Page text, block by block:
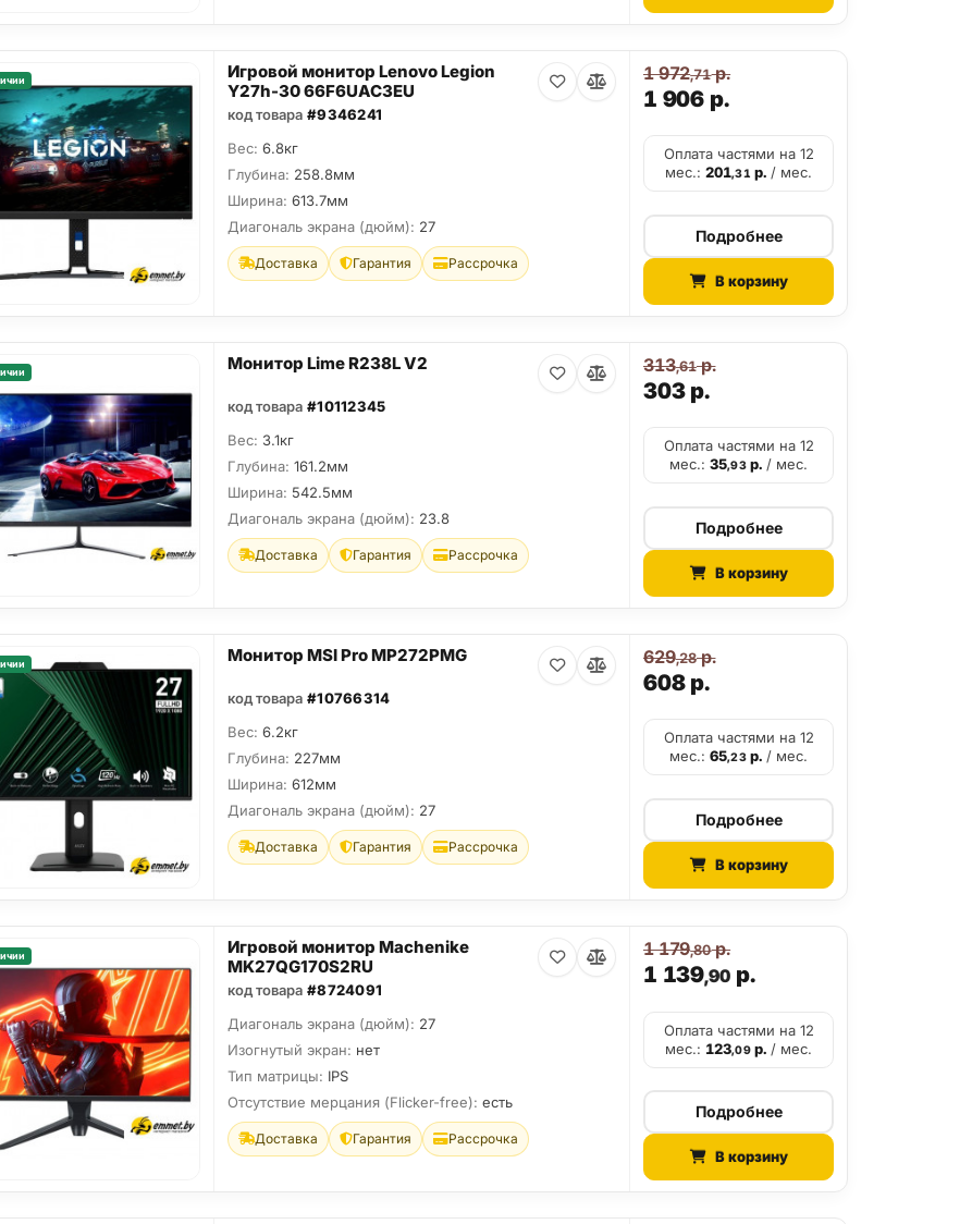
Игровой монитор Lenovo Legion
Y27h-30 66F6UAC3EU
код товара #9346241
Вес: 6.8кг
Глубина: 258.8мм
Ширина: 613.7мм
Диагональ экрана (дюйм): 27
Доставка Гарантия Рассрочка
1 906 р.
1 972,71р.
Оплата частями на 12
мес.:201,31 р./ мес.
Подробнее
В корзину
Монитор Lime R238L V2
код товара #10112345
Вес: 3.1кг
Глубина: 161.2мм
Ширина: 542.5мм
Диагональ экрана (дюйм): 23.8
Доставка Гарантия Рассрочка
303р.
313,61р.
Оплата частями на 12
мес.:35,93р./ мес.
Подробнее
В корзину
Монитор MSI Pro MP272PMG
код товара #10766314
Вес: 6.2кг
Глубина: 227мм
Ширина: 612мм
Диагональ экрана (дюйм): 27
Доставка Гарантия Рассрочка
608р.
629,28р.
Оплата частями на 12
мес.:65,23р./ мес.
Подробнее
В корзину
Игровой монитор Machenike
MK27QG170S2RU
код товара #8724091
Диагональ экрана (дюйм): 27
Изогнутый экран: нет
Тип матрицы: IPS
Отсутствие мерцания (Flicker-free): есть
Доставка Гарантия Рассрочка
1 139,90 р.
1 179,80р.
Оплата частями на 12
мес.: 123,09р./ мес.
Подробнее
В корзину